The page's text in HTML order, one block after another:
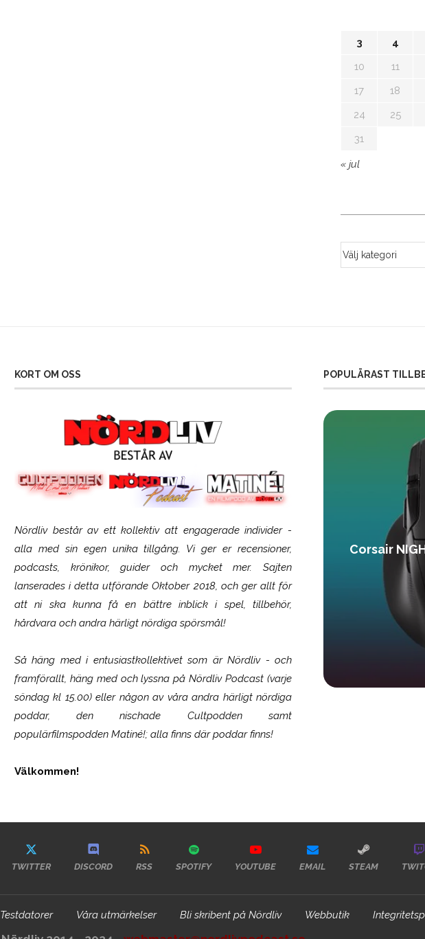
3
4
10
11
17
18
24
25
31
« jul
KORT OM OSS
Nördliv består av ett kollektiv att engagerade individer -
alla med sin egen unika tillgång. Vi ger er recensioner,
podcasts, krönikor, guider och mycket mer. Sajten
lanserades i detta utförande Oktober 2018, och ger allt för
att ni ska kunna få en bättre inblick i spel, tillbehör,
hårdvara och andra härligt nördiga spörsmål!
Så häng med i entusiastkollektivet som ärNördliv- och
framförallt, häng med och lyssna på Nördliv Podcast (varje
söndag kl 15.00) eller någon av våra andra härligt nördiga
poddar, den nischade Cultpodden samt
populärfilmspodden Matiné!; alla finns där poddar finns!
Välkommen!
POPULÄRAST
SCUF Gaming Omega Corsair
TWITTER DISCORD RSS SPOTIFY YOUTUBE EMAIL STEAM
Testdatorer Våra utmärkelser Bli skribent på Nördliv Webbutik